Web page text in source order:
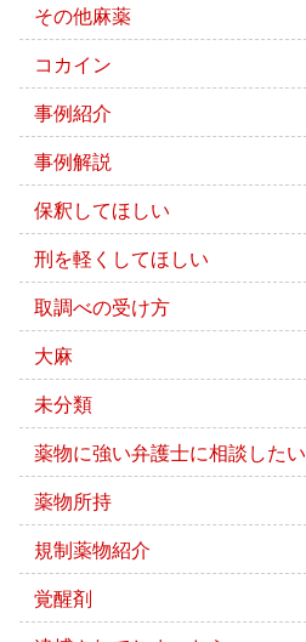
その他麻薬
コカイン
事例紹介
事例解説
保釈してほしい
刑を軽くしてほしい
取調べの受け方
大麻
未分類
薬物に強い弁護士に相談したい
薬物所持
規制薬物紹介
覚醒剤